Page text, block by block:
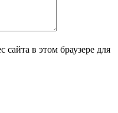
в этом браузере для